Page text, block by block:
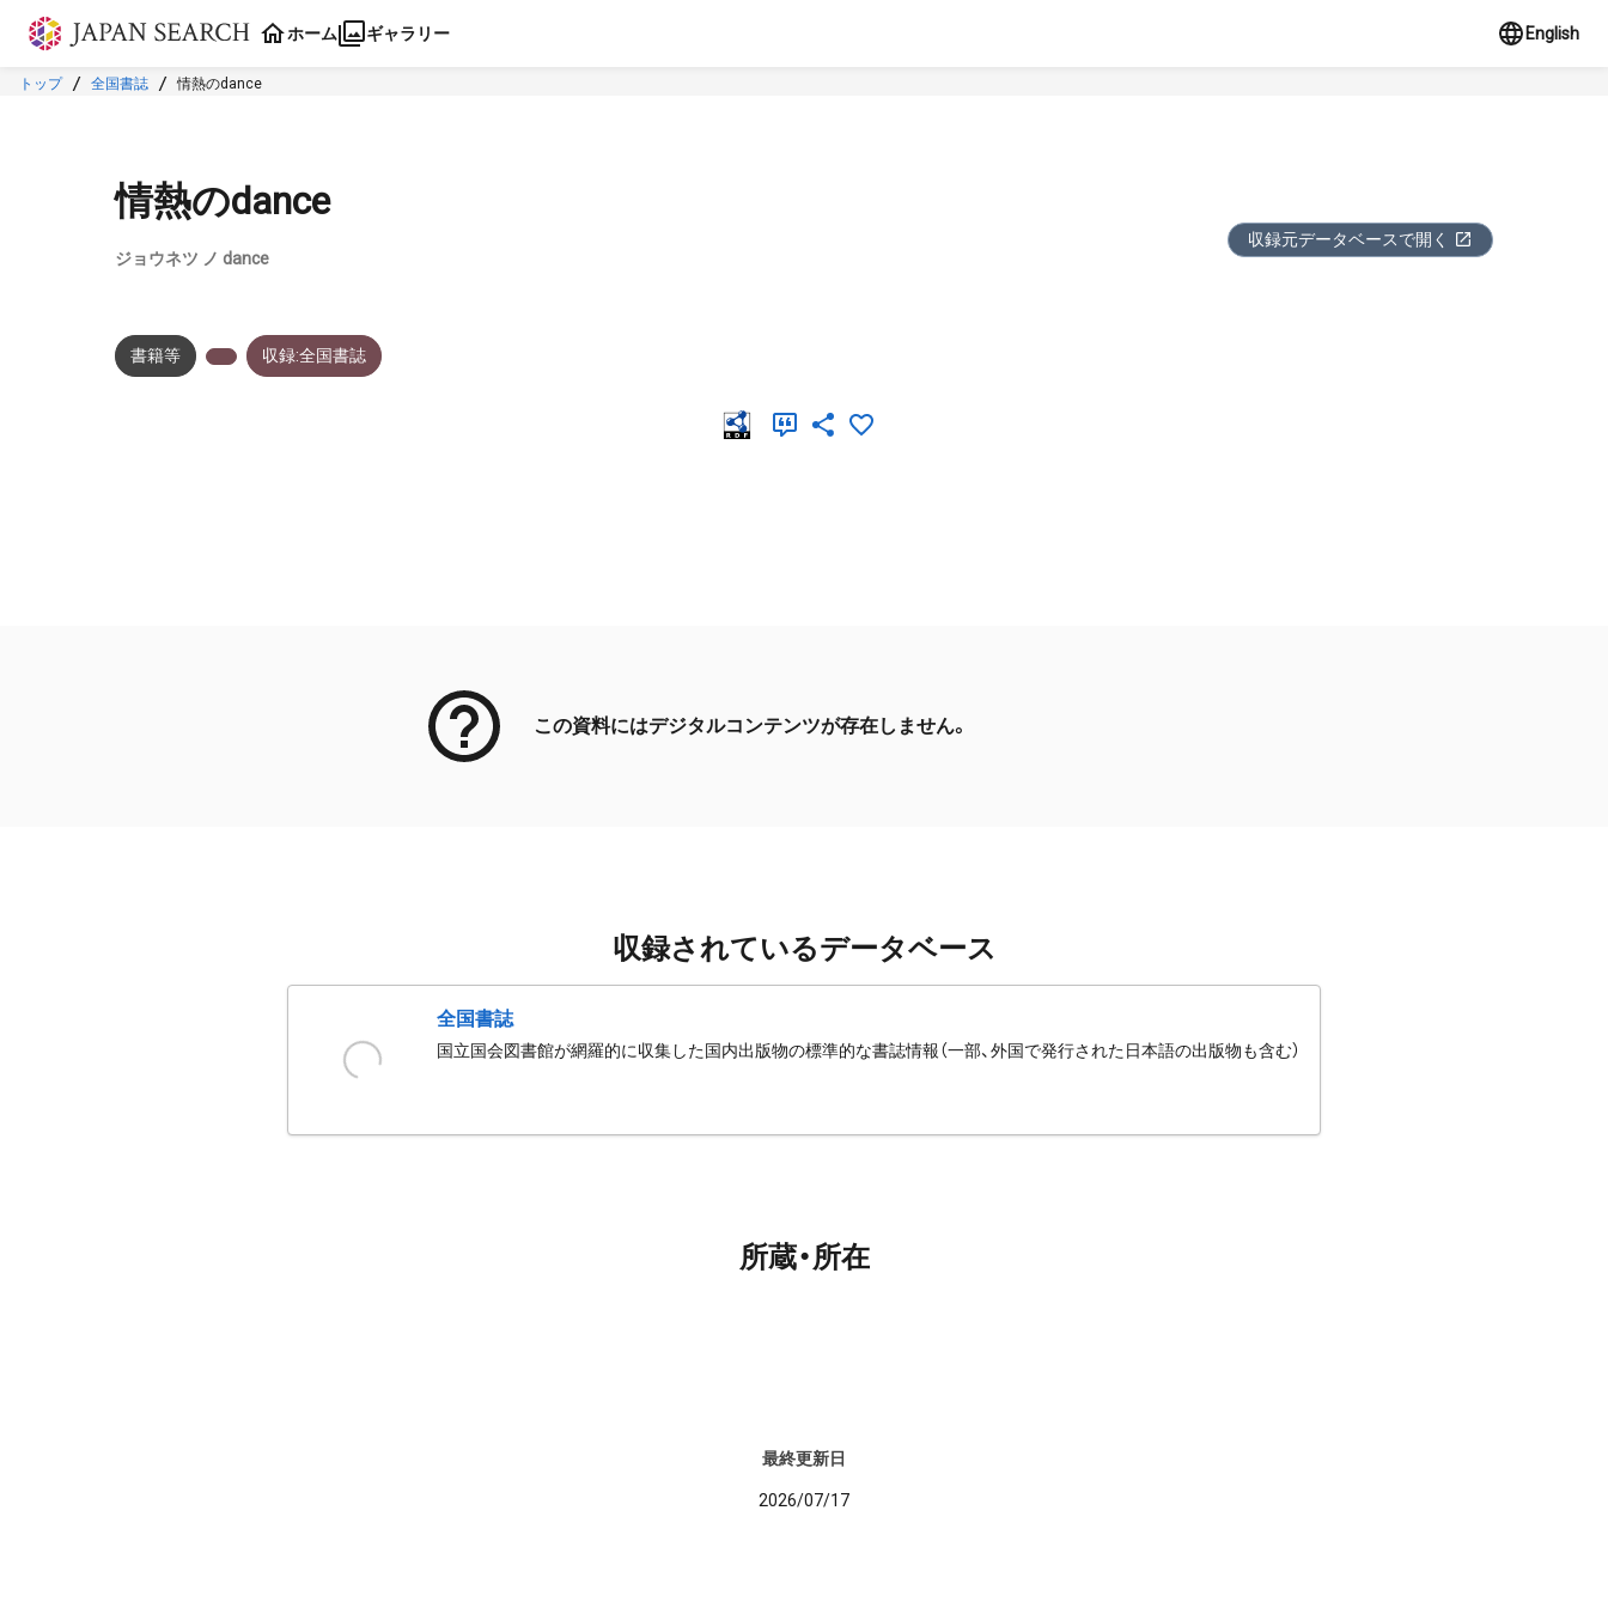
本文に飛ぶ
ホーム ギャラリー English
トップ 全国書誌 情熱のdance
情熱のdance
ジョウネツ ノ dance
収録元データベースで開く
書籍等 収録:全国書誌
この資料にはデジタルコンテンツが存在しません。
収録されているデータベース
全国書誌
国立国会図書館が網羅的に収集した国内出版物の標準的な書誌情報（一部、外国で発行された日本語の出版物も含む）
所蔵・所在
最終更新日
2026/07/17